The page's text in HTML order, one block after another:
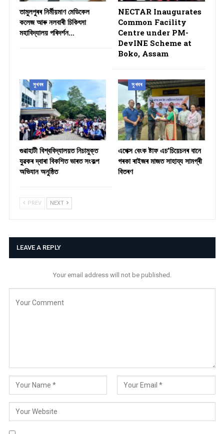
তামুলপুৰৰ নিৰ্মীয়মাণ মেডিকেল
কলেজ আৰু নলবাৰী চিকিৎসা
মহাবিদ্যালয় পৰিদৰ্শন…
NECTAR Inaugurates
Common Facility
Centre under PM-
DevINE Scheme at
Boko, Assam
সুখবৰ
গুৱাহাটী বিশ্ববিদ্যালয়ত নিচামুক্ত
যুৱকৰ দ্বাৰা বিকশিত ভাৰত সংকল্প
অভিযান অনুষ্ঠিত
সুখবৰ
​এপেক্স বেংক ষ্টাফ এচ’চিয়েচনৰ বানে
গৰকা ৰাইজৰ মাজত সাহায্য সামগ্ৰী
বিতৰণ ​
PREV NEXT
LEAVE A REPLY
Your email address will not be published.